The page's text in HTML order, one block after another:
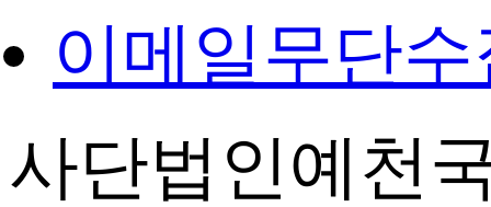
이메일무단
사단법인예천